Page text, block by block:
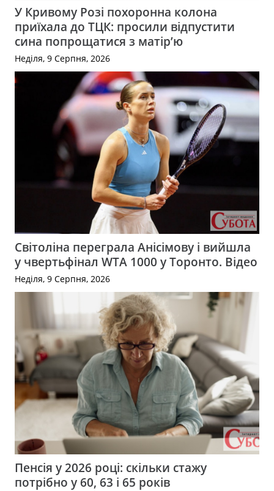
У Кривому Розі похоронна колона
приїхала до ТЦК: просили відпустити
сина попрощатися з матір’ю
Неділя, 9 Серпня, 2026
Світоліна переграла Анісімову і вийшла
у чвертьфінал WTA 1000 у Торонто. Відео
Неділя, 9 Серпня, 2026
Пенсія у 2026 році: скільки стажу
потрібно у 60, 63 і 65 років